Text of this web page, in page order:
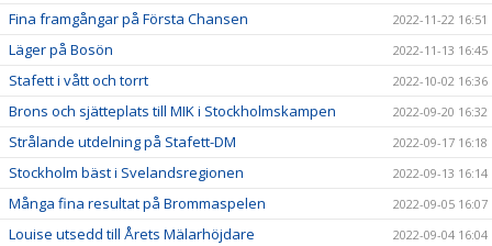
Fina framgångar på Första Chansen 2022-11-22 16:51
Läger på Bosön 2022-11-13 16:45
Stafett i vått och torrt 2022-10-02 16:36
Brons och sjätteplats till MIK i Stockholmskampen 2022-09-20 16:32
Strålande utdelning på Stafett-DM 2022-09-17 16:18
Stockholm bäst i Svelandsregionen 2022-09-13 16:14
Många fina resultat på Brommaspelen 2022-09-05 16:07
Louise utsedd till Årets Mälarhöjdare 2022-09-04 16:04